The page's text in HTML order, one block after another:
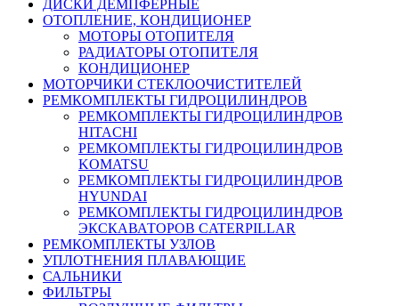
ДИСКИ ДЕМПФЕРНЫЕ
ОТОПЛЕНИЕ, КОНДИЦИОНЕР
МОТОРЫ ОТОПИТЕЛЯ
РАДИАТОРЫ ОТОПИТЕЛЯ
КОНДИЦИОНЕР
МОТОРЧИКИ СТЕКЛООЧИСТИТЕЛЕЙ
РЕМКОМПЛЕКТЫ ГИДРОЦИЛИНДРОВ
РЕМКОМПЛЕКТЫ ГИДРОЦИЛИНДРОВ
HITACHI
РЕМКОМПЛЕКТЫ ГИДРОЦИЛИНДРОВ
KOMATSU
РЕМКОМПЛЕКТЫ ГИДРОЦИЛИНДРОВ
HYUNDAI
РЕМКОМПЛЕКТЫ ГИДРОЦИЛИНДРОВ
ЭКСКАВАТОРОВ CATERPILLAR
РЕМКОМПЛЕКТЫ УЗЛОВ
УПЛОТНЕНИЯ ПЛАВАЮЩИЕ
САЛЬНИКИ
ФИЛЬТРЫ